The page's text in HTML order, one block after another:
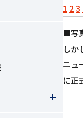
1 23
■写
しか
ニュ
に正